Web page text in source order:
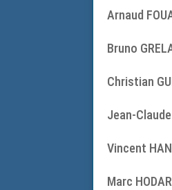
Arnaud
Bruno
Christian
Jean-Claude
Vincent
Marc